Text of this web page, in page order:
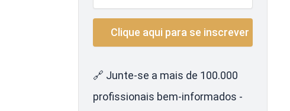
🔗 Junte-se a mais de 100.000
profissionais bem-informados -